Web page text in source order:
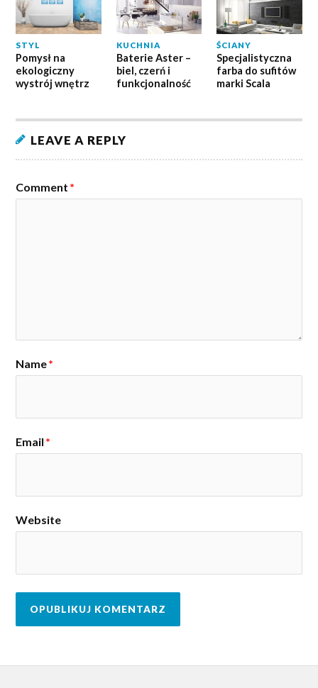
STYL
Pomysł na
ekologiczny
wystrój wnętrz
KUCHNIA
Baterie Aster –
biel, czerń i
funkcjonalność
ŚCIANY
Specjalistyczna
farba do sufitów
marki Scala
LEAVE A REPLY
Comment *
Name*
Email *
Website